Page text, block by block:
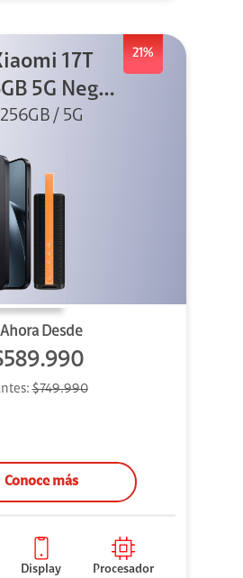
21%
17T
5G Negro
+ Sound
256GB / 5G
Ahora Desde
$749.990
Conoce más
Display
Procesador